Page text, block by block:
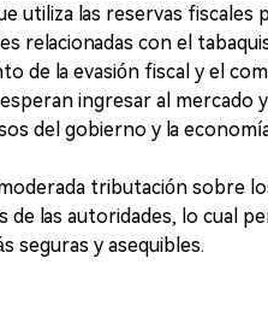
utiliza las reservas fiscales
relacionadas con el
de la evasión fiscal y el
ingresar al mercado
del gobierno y la
tributación sobre
las autoridades, lo cual
seguras y asequibles.